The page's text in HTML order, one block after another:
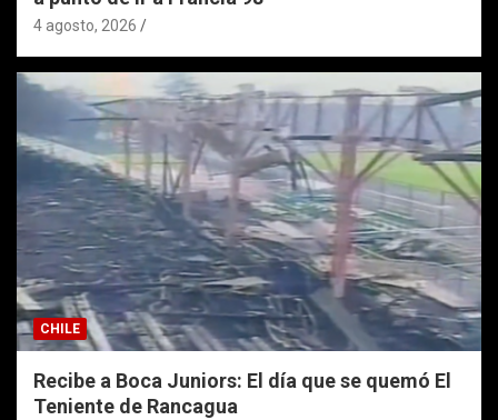
4 agosto, 2026
CHILE
Recibe a Boca Juniors: El día que se quemó El
Teniente de Rancagua